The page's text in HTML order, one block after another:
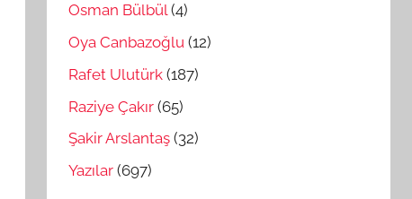
Osman Bülbül(4)
Oya Canbazoğlu (12)
Rafet Ulutürk (187)
Raziye Çakır (65)
Şakir Arslantaş (32)
Yazılar (697)